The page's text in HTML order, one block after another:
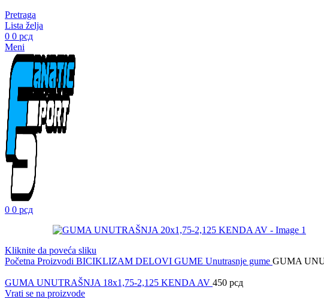
Pretraga
Lista želja
0 0 рсд
Meni
0 0 рсд
Kliknite da poveća sliku
Početna Proizvodi BICIKLIZAM DELOVI GUME Unutrasnje gume GUMA
GUMA UNUTRAŠNJA 18x1,75-2,125 KENDA AV 450 рсд
Vrati se na proizvode